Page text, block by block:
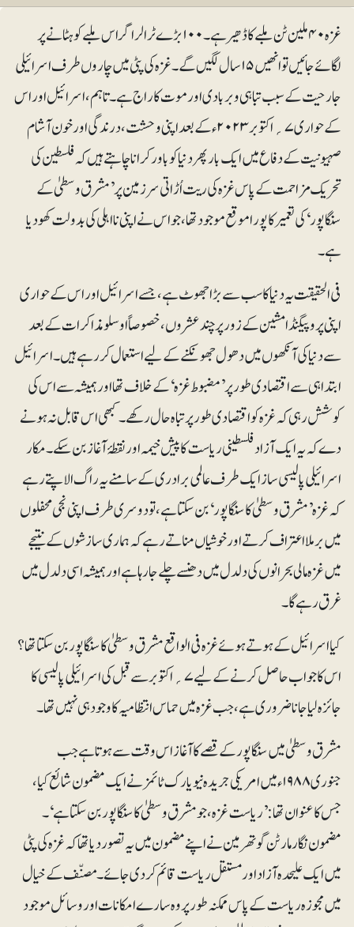
غزہ ۴۰ ملین ٹن ملبے کا ڈھیر ہے۔ ۱۰۰ بڑے ٹرالر اگر اس ملبے کو ہٹانے پر
لگائے جائیں تو انھیں ۱۵ سال لگیں گے۔ غزہ کی پٹی میں چاروں طرف اسرائیلی
جارحیت کے سبب تباہی و بربادی اور موت کا راج ہے۔ تاہم، اسرائیل اور اس
کے حواری ۷؍اکتوبر ۲۰۲۳ء کے بعد اپنی وحشت، درندگی اور خون آشام
صہیونیت کے دفاع میں ایک بار پھردنیا کو باور کرانا چاہتے ہیں کہ فلسطین کی
تحریک مزاحمت کے پاس غزہ کی ریت اُڑاتی سر زمین پر ’مشرق وسطیٰ کے
سنگاپور‘ کی تعمیر کا پورا موقع موجود تھا، جو اس نے اپنی نااہلی کی بدولت کھو دیا
ہے۔
فی الحقیقت یہ دنیا کا سب سے بڑا جھوٹ ہے، جسے اسرائیل اور اس کے حواری
اپنی پروپیگنڈا مشین کے زور پر چند عشروں، خصوصاً اوسلو مذاکرات کے بعد
سے دنیا کی آنکھوں میں دھول جھونکنے کے لیے استعمال کررہے ہیں۔ اسرائیل
ابتدا ہی سے اقتصادی طور پر ’مضبوط غزہ‘ کے خلاف تھا اور ہمیشہ سے اس کی
کوشش رہی کہ غزہ کو اقتصادی طور پر تباہ حال رکھے۔ کبھی اس قابل نہ ہو نے
دے کہ یہ ایک آزاد فلسطینی ریاست کا پیش خیمہ اور نقطۂ آغاز بن سکے ۔ مکار
اسرائیلی پالیسی ساز ایک طرف عالمی برادری کے سامنےیہ راگ الاپتے رہے
کہ غزہ ’مشرق وسطیٰ کا سنگاپور‘بن سکتا ہے ، تو دوسری طرف اپنی نجی محفلوں
میں برملا اعتراف کرتے اور خوشیاں مناتے رہے کہ ہماری سازشوں کے نتیجے
میں غزہ مالی بحرانوں کی دلدل میں دھنسے چلے جارہا ہے اور ہمیشہ اسی دلدل میں
غرق رہے گا۔
کیا اسرائیل کے ہوتے ہوئے غزہ فی الواقع مشرق وسطیٰ کا سنگاپور بن سکتا تھا؟
اس کا جواب حاصل کرنے کے لیے ۷؍ اکتوبر سے قبل کی اسرائیلی پالیسی کا
جائزہ لیا جانا ضروری ہے، جب غزہ میں حماس انتظامیہ کا وجود ہی نہیں تھا۔
مشرق وسطیٰ میں سنگاپور کے قصے کا آغاز اس وقت سے ہوتا ہے جب
جنوری ۱۹۸۸ ءمیں امریکی جریدہ نیویارک ٹائمز نے ایک مضمون شائع کیا ،
جس کا عنوان تھا: ’ریاست غزہ، جو مشرق وسطیٰ کا سنگاپور بن سکتا ہے‘۔
مضمون نگار مارٹن گوتھرمین نے اپنے مضمون میں یہ تصور دیا تھا کہ غزہ کی پٹی
میں ایک علیحدہ آزاد اور مستقل ریاست قائم کر دی جائے۔ مصنّف کےخیال
میں مجوزہ ریاست کے پاس ممکنہ طور پر وہ سارے امکانات ا ور وسائل موجود